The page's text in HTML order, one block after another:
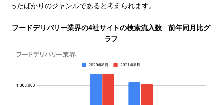
ったばかりのジャンルであると考えられます。
フードデリバリー業界の4社サイトの検索流入数 前年同月比グ
ラフ